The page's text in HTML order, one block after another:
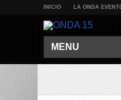
INICIO LA ONDA
MENU